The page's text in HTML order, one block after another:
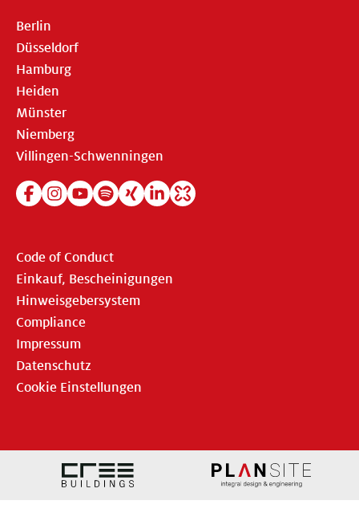
Berlin
Düsseldorf
Hamburg
Heiden
Münster
Niemberg
Villingen-Schwenningen
Code of Conduct
Einkauf, Bescheinigungen
Hinweisgebersystem
Compliance
Impressum
Datenschutz
Cookie Einstellungen